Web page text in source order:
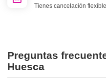
Tienes cancelación
Preguntas
Huesca